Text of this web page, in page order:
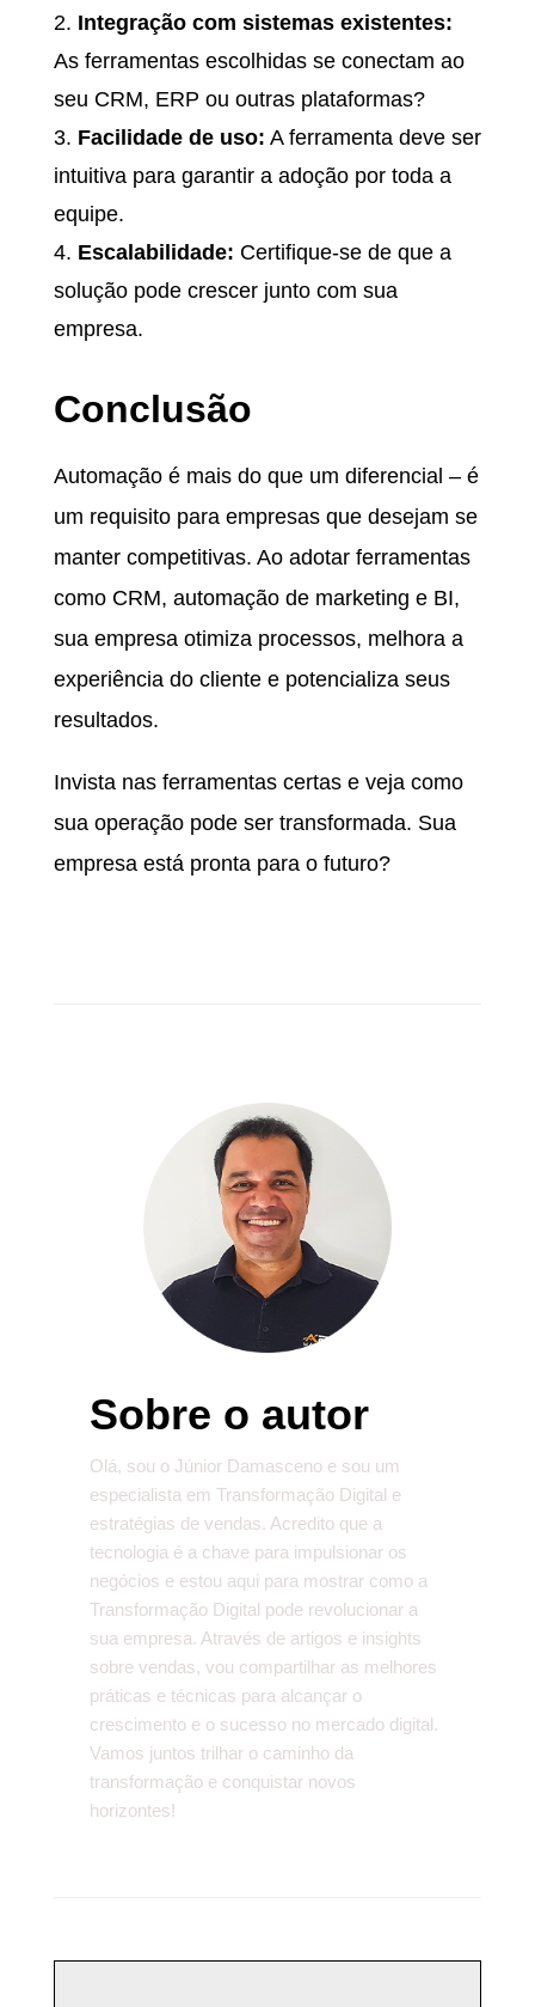
Integração com sistemas existentes:
As ferramentas escolhidas se conectam ao
seu CRM, ERP ou outras plataformas?
Facilidade de uso: A ferramenta deve ser
intuitiva para garantir a adoção por toda a
equipe.
Escalabilidade: Certifique-se de que a
solução pode crescer junto com sua
empresa.
Conclusão
Automação é mais do que um diferencial – é
um requisito para empresas que desejam se
manter competitivas. Ao adotar ferramentas
como CRM, automação de marketing e BI,
sua empresa otimiza processos, melhora a
experiência do cliente e potencializa seus
resultados.
Invista nas ferramentas certas e veja como
sua operação pode ser transformada. Sua
empresa está pronta para o futuro?
Sobre o autor
Olá, sou o Júnior Damasceno e sou um
especialista em Transformação Digital e
estratégias de vendas. Acredito que a
tecnologia é a chave para impulsionar os
negócios e estou aqui para mostrar como a
Transformação Digital pode revolucionar a
sua empresa. Através de artigos e insights
sobre vendas, vou compartilhar as melhores
práticas e técnicas para alcançar o
crescimento e o sucesso no mercado digital.
Vamos juntos trilhar o caminho da
transformação e conquistar novos
horizontes!